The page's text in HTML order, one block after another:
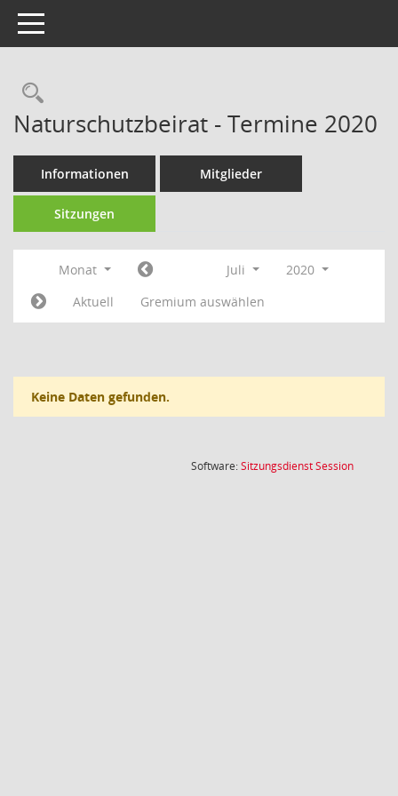
Toggle navigation
Rechercheauswahl
Naturschutzbeirat - Termine 2020
Informationen Mitglieder
Sitzungen
Monat Juli
2020
Aktuell
Gremium auswählen
Keine Daten gefunden.
Software:SitzungsdienstSession(Wird in